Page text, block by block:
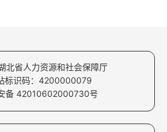
北省人力资源和社会保障厅
标识码：4200000079
备 42010602000730号